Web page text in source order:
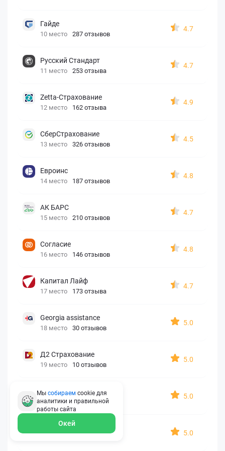
Гайде
10 место 287 отзывов
4.7
Русский Стандарт
11 место 253 отзыва
4.7
Zetta-Страхование
12 место 162 отзыва
4.9
СберСтрахование
13 место 326 отзывов
4.5
Евроинс
14 место 187 отзывов
4.8
АК БАРС
15 место 210 отзывов
4.7
Согласие
16 место 146 отзывов
4.8
Капитал Лайф
17 место 173 отзыва
4.7
Georgia assistance
18 место 30 отзывов
5.0
Д2 Страхование
19 место 10 отзывов
5.0
АйАйСи
20 место 7 отзывов
5.0
OxySport
5.0
Мы собираем cookie для
аналитики и правильной
работы сайта
Окей